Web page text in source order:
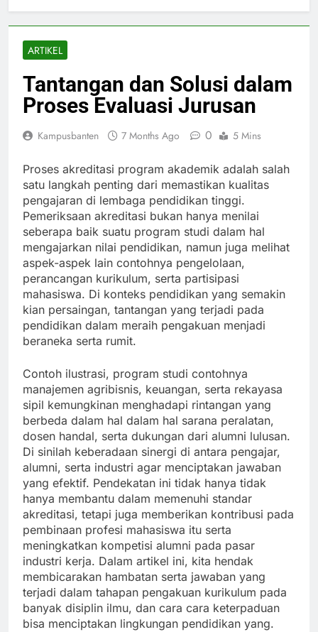
ARTIKEL
Tantangan dan Solusi dalam
Proses Evaluasi Jurusan
Kampusbanten 7 Months Ago 0 5 Mins
Proses akreditasi program akademik adalah salah
satu langkah penting dari memastikan kualitas
pengajaran di lembaga pendidikan tinggi.
Pemeriksaan akreditasi bukan hanya menilai
seberapa baik suatu program studi dalam hal
mengajarkan nilai pendidikan, namun juga melihat
aspek-aspek lain contohnya pengelolaan,
perancangan kurikulum, serta partisipasi
mahasiswa. Di konteks pendidikan yang semakin
kian persaingan, tantangan yang terjadi pada
pendidikan dalam meraih pengakuan menjadi
beraneka serta rumit.
Contoh ilustrasi, program studi contohnya
manajemen agribisnis, keuangan, serta rekayasa
sipil kemungkinan menghadapi rintangan yang
berbeda dalam hal dalam hal sarana peralatan,
dosen handal, serta dukungan dari alumni lulusan.
Di sinilah keberadaan sinergi di antara pengajar,
alumni, serta industri agar menciptakan jawaban
yang efektif. Pendekatan ini tidak hanya tidak
hanya membantu dalam memenuhi standar
akreditasi, tetapi juga memberikan kontribusi pada
pembinaan profesi mahasiswa itu serta
meningkatkan kompetisi alumni pada pasar
industri kerja. Dalam artikel ini, kita hendak
membicarakan hambatan serta jawaban yang
terjadi dalam tahapan pengakuan kurikulum pada
banyak disiplin ilmu, dan cara cara keterpaduan
bisa menciptakan lingkungan pendidikan yang.